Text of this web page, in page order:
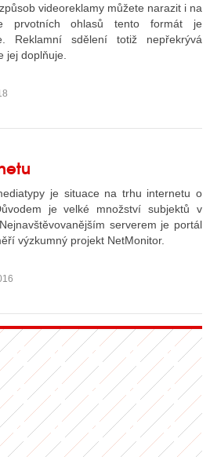
videoreklamy můžete narazit i na
prvotních ohlasů tento formát je
Reklamní sdělení totiž nepřekrývá
jej doplňuje.
je situace na trhu internetu o
je velké množství subjektů v
serverem je portál
výzkumný projekt NetMonitor.